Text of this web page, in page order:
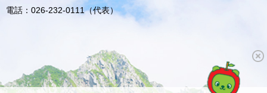
電話：026-232-0111（代表）